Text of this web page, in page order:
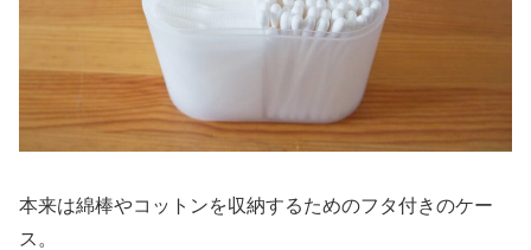
本来は綿棒やコットンを収納するためのフタ付きのケー
ス。